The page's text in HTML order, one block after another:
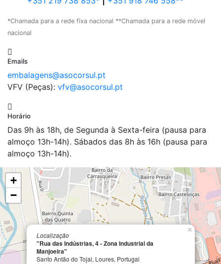
*Chamada para a rede fixa nacional **Chamada para a rede móvel
nacional
Emails
embalagens@asocorsul.pt
VFV (Peças): vfv@asocorsul.pt
Horário
Das 9h às 18h, de Segunda à Sexta-feira (pausa para
almoço 13h-14h). Sábados das 8h às 16h (pausa para
almoço 13h-14h).
Localização
"Rua das Indústrias, 4 - Zona Industrial da
Manjoeira"
Santo Antão do Tojal, Loures, Portugal
×
+
−